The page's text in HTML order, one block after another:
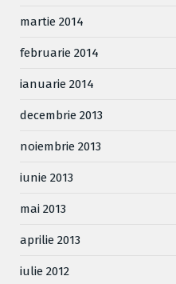
martie 2014
februarie 2014
ianuarie 2014
decembrie 2013
noiembrie 2013
iunie 2013
mai 2013
aprilie 2013
iulie 2012